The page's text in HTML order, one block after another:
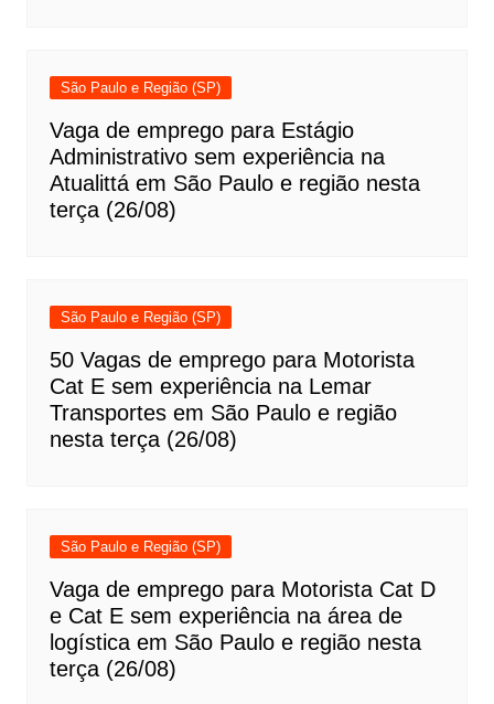
São Paulo e Região (SP)
Vaga de emprego para Estágio
Administrativo sem experiência na
Atualittá em São Paulo e região nesta
terça (26/08)
São Paulo e Região (SP)
50 Vagas de emprego para Motorista
Cat E sem experiência na Lemar
Transportes em São Paulo e região
nesta terça (26/08)
São Paulo e Região (SP)
Vaga de emprego para Motorista Cat D
e Cat E sem experiência na área de
logística em São Paulo e região nesta
terça (26/08)